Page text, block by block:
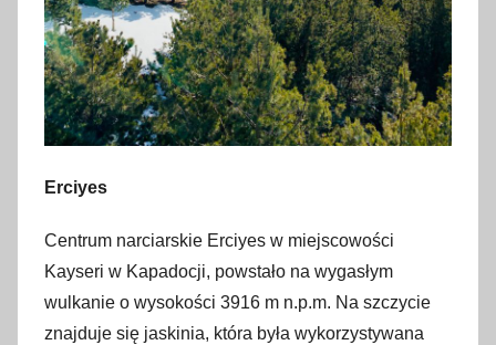
Erciyes
Centrum narciarskie Erciyes w miejscowości
Kayseri w Kapadocji, powstało na wygasłym
wulkanie o wysokości 3916 m n.p.m. Na szczycie
znajduje się jaskinia, która była wykorzystywana